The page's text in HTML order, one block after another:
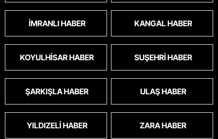
İMRANLI HABER KANGAL HABER
KOYULHISAR HABER SUŞEHRI HABER
ŞARKIŞLA HABER ULAŞ HABER
YILDIZELI HABER ZARA HABER